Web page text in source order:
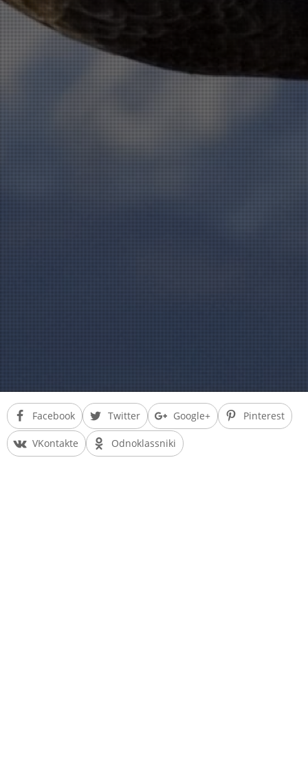
Facebook Twitter Google+ Pinterest
VKontakte Odnoklassniki